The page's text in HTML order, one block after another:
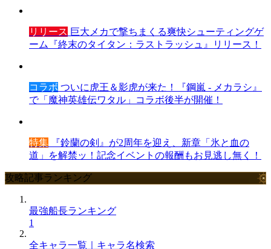
リリース 巨大メカで撃ちまくる爽快シューティングゲ
ーム『終末のタイタン：ラストラッシュ』リリース！
コラボ ついに虎王＆影虎が来た！『鋼嵐 - メカラシ』
で「魔神英雄伝ワタル」コラボ後半が開催！
特集 『鈴蘭の剣』が2周年を迎え、新章「氷と血の
道」を解禁ッ！記念イベントの報酬もお見逃し無く！
攻略記事ランキング
最強船長ランキング
1
全キャラ一覧｜キャラ名検索